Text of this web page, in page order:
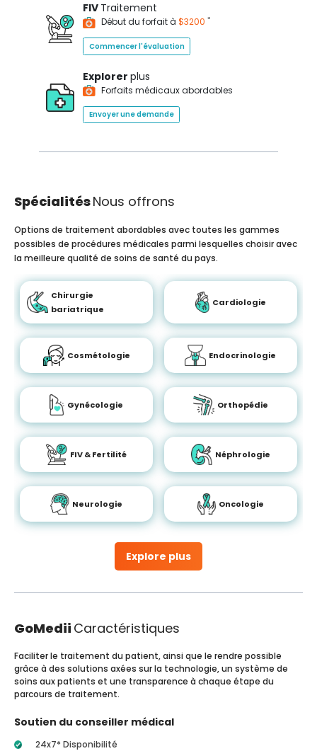
FIV Traitement
Début du forfait à $3200 *
Commencer l'évaluation
Explorer plus
Forfaits médicaux abordables
Envoyer une demande
SpécialitésNous offrons
Explore plus
Options de traitement abordables avec toutes les gammes
possibles de procédures médicales parmi lesquelles choisir avec
la meilleure qualité de soins de santé du pays.
Chirurgie
bariatrique
Cardiologie
Cosmétologie Endocrinologie
Gynécologie Orthopédie
FIV & Fertilité Néphrologie
Neurologie Oncologie
GoMedii Caractéristiques
Faciliter le traitement du patient, ainsi que le rendre possible
grâce à des solutions axées sur la technologie, un système de
soins aux patients et une transparence à chaque étape du
parcours de traitement.
Soutien du conseiller médical
24x7* Disponibilité